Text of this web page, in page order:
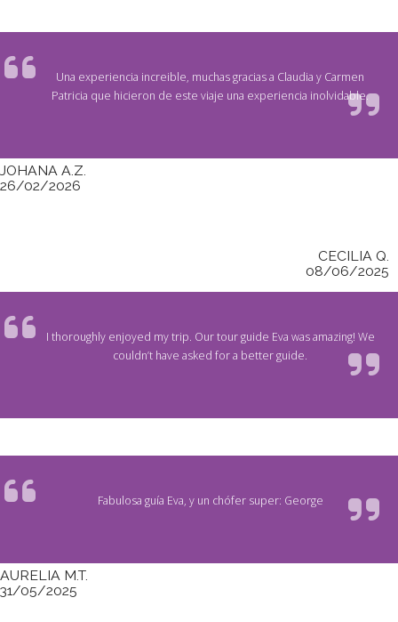
Una experiencia increible, muchas gracias a Claudia y Carmen
Patricia que hicieron de este viaje una experiencia inolvidable.
JOHANA A.Z.
26/02/2026
CECILIA Q.
08/06/2025
I thoroughly enjoyed my trip. Our tour guide Eva was amazing! We
couldn’t have asked for a better guide.
Fabulosa guía Eva, y un chófer super: George
AURELIA M.T.
31/05/2025